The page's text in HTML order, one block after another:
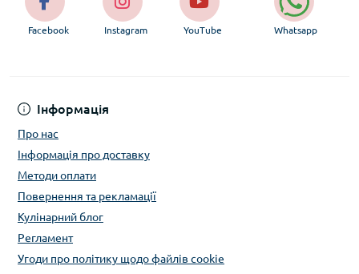
Інформація
Про нас
Інформація про доставку
Методи оплати
Повернення та рекламації
Кулінарний блог
Регламент
Угоди про політику щодо файлів cookie
Facebook Instagram YouTube Whatsapp